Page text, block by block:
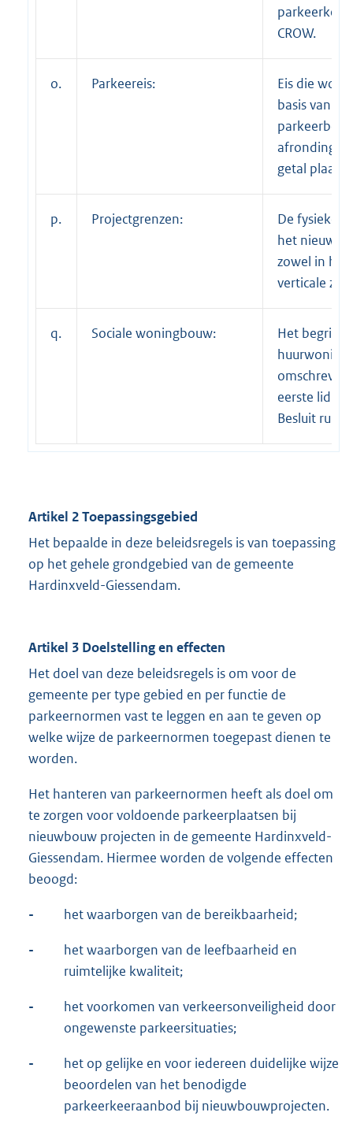
CROW.
o. Parkeereis:
Eis die
basis van
afronding
getal
p. Projectgrenzen:
De fysieke
het
zowel in
verticale zin.
q. Sociale woningbouw:
Het begrip
eerste lid
Besluit
Artikel 2 Toepassingsgebied
Het bepaalde in deze beleidsregels is van toepassing
op het gehele grondgebied van de gemeente
Hardinxveld-Giessendam.
Artikel 3 Doelstelling en effecten
Het doel van deze beleidsregels is om voor de
gemeente per type gebied en per functie de
parkeernormen vast te leggen en aan te geven op
welke wijze de parkeernormen toegepast dienen te
worden.
Het hanteren van parkeernormen heeft als doel om
te zorgen voor voldoende parkeerplaatsen bij
nieuwbouw projecten in de gemeente Hardinxveld-
Giessendam. Hiermee worden de volgende effecten
beoogd:
- het waarborgen van de bereikbaarheid;
-
het waarborgen van de leefbaarheid en
ruimtelijke kwaliteit;
-
het voorkomen van verkeersonveiligheid door
ongewenste parkeersituaties;
-
het op gelijke en voor iedereen duidelijke wijze
beoordelen van het benodigde
parkeerkeeraanbod bij nieuwbouwprojecten.